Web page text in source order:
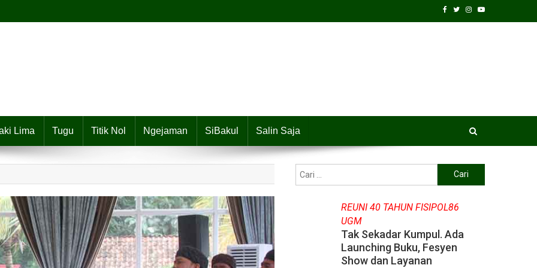
Lima Tugu Titik Nol Ngejaman SiBakul Salin Saja
untuk:
REUNI 40 TAHUN FISIPOL86
UGM
Tak Sekadar Kumpul. Ada
Launching Buku, Fesyen
Show dan Layanan